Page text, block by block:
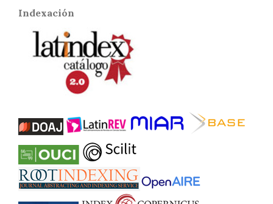
Indexación